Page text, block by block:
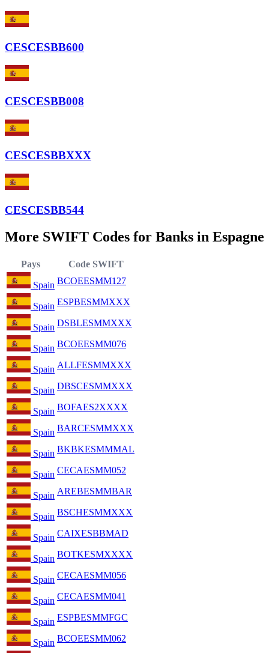
CESCESBB600
CESCESBB008
CESCESBBXXX
CESCESBB544
More SWIFT Codes for Banks in Espagne
Pays Code SWIFT
Spain BCOEESMM127
Spain ESPBESMMXXX
Spain DSBLESMMXXX
Spain BCOEESMM076
Spain ALLFESMMXXX
Spain DBSCESMMXXX
Spain BOFAES2XXXX
Spain BARCESMMXXX
Spain BKBKESMMMAL
Spain CECAESMM052
Spain AREBESMMBAR
Spain BSCHESMMXXX
Spain CAIXESBBMAD
Spain BOTKESMXXXX
Spain CECAESMM056
Spain CECAESMM041
Spain ESPBESMMFGC
Spain BCOEESMM062